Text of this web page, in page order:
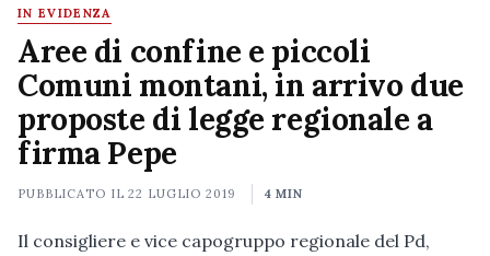
IN EVIDENZA
Aree di confine e piccoli
Comuni montani, in arrivo due
proposte di legge regionale a
firma Pepe
PUBBLICATO IL22 LUGLIO 2019 4 MIN
Il consigliere e vice capogruppo regionale del Pd,